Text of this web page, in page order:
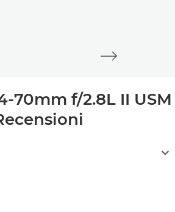
70mm f/2.8L II USM